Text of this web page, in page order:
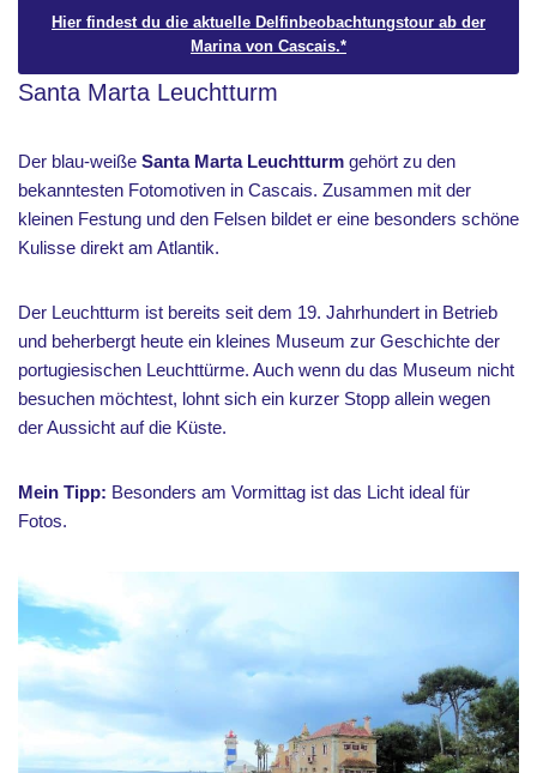
Hier findest du die aktuelle Delfinbeobachtungstour ab der
Marina von Cascais.*
Santa Marta Leuchtturm
Der blau-weiße Santa Marta Leuchtturm gehört zu den
bekanntesten Fotomotiven in Cascais. Zusammen mit der
kleinen Festung und den Felsen bildet er eine besonders schöne
Kulisse direkt am Atlantik.
Der Leuchtturm ist bereits seit dem 19. Jahrhundert in Betrieb
und beherbergt heute ein kleines Museum zur Geschichte der
portugiesischen Leuchttürme. Auch wenn du das Museum nicht
besuchen möchtest, lohnt sich ein kurzer Stopp allein wegen
der Aussicht auf die Küste.
Mein Tipp: Besonders am Vormittag ist das Licht ideal für
Fotos.